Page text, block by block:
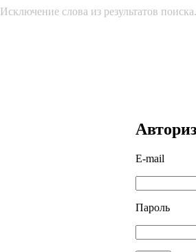
Исключение слова из результатов поиска.
E-mail
Пароль